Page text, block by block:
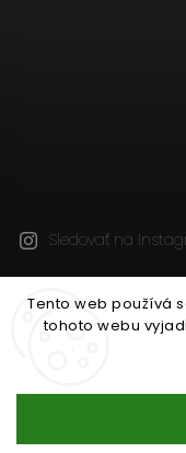
Tento web používá
tohoto webu
Sledovať na
Copyright 2026